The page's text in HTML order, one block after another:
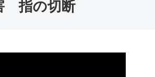
指の切断